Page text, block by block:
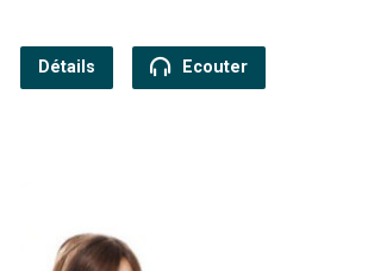
Détails Ecouter